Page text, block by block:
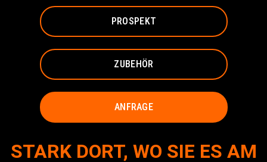
PROSPEKT
ZUBEHÖR
ANFRAGE
STARK DORT, WO SIE ES AM